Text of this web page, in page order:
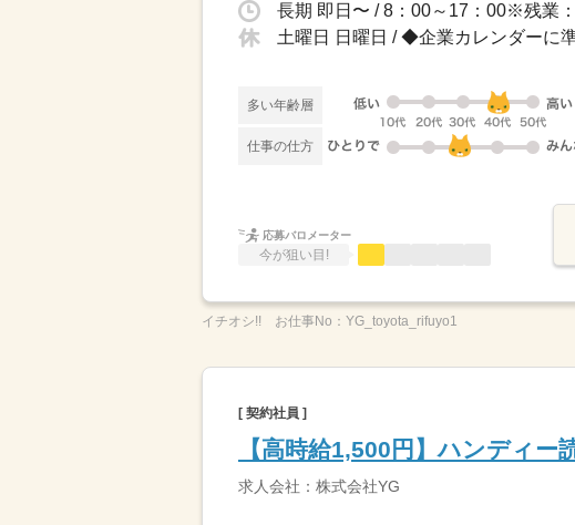
長期 即日〜 / 8：00～17：00※残業
土曜日 日曜日 / ◆企業カレンダーに
多い年齢層
仕事の仕方
応募バロメーター
今が狙い目!
イチオシ!! お仕事No： YG_toyota_rifuyo1
[ 契約社員 ]
【高時給1,500円】ハンディー
求人会社：株式会社YG